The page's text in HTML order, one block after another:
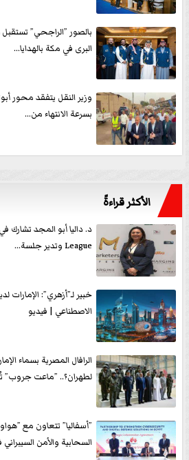
بالصور ”الراجحي”
البرى في مكة بالهدايا...
وزير النقل يتفقد محور
بسرعة الانتهاء من...
الأكثر قراءةً
League وتدير جلسة...
خبير لـ”أزهري”: الإمارات
الاصطناعي | فيديو
الرافال المصرية بسماء
لطهران؟.. ”ماعت جروب”
”أسفاليا” تتعاون مع
السحابية والأمن